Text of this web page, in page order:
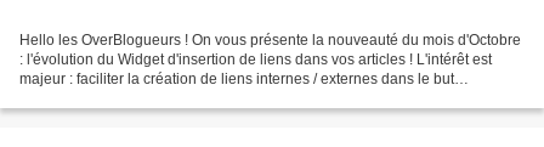
Hello les OverBlogueurs ! On vous présente la nouveauté du mois d'Octobre
: l'évolution du Widget d'insertion de liens dans vos articles ! L'intérêt est
majeur : faciliter la création de liens internes / externes dans le but